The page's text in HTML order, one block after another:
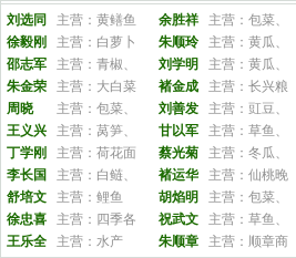
包菜
2.80 1.60
扁豆
11.00 7.00
菠菜
7.50 5.50
菜芯
6.00 5.00
蚕豆
50公斤/件 0.00
蚕豆角
5.00 4.00
春笋
8.00 6.00
葱头
2.60 2.40
大白菜
2.30 1.90
大葱
4.60 4.20
刘选同 主营：黄鳝鱼 余胜祥 主营：包菜、
徐毅刚
主营：白萝卜 朱顺玲 主营：黄瓜、
邵志军
主营：青椒、 刘学明 主营：黄瓜、
朱金荣
主营：大白菜 褚金成 主营：长兴粮
周晓
主营：包菜、 刘善发 主营：豇豆、
王义兴
主营：莴笋、 甘以军 主营：草鱼、
丁学刚
主营：荷花面 蔡光菊 主营：冬瓜、
李长国
主营：白鲢、 褚运华 主营：仙桃晚
舒培文
主营：鲤鱼 胡焰明 主营：包菜、
徐忠喜
主营：四季各 祝武文 主营：草鱼、
王乐全
主营：水产 朱顺章 主营：顺章商